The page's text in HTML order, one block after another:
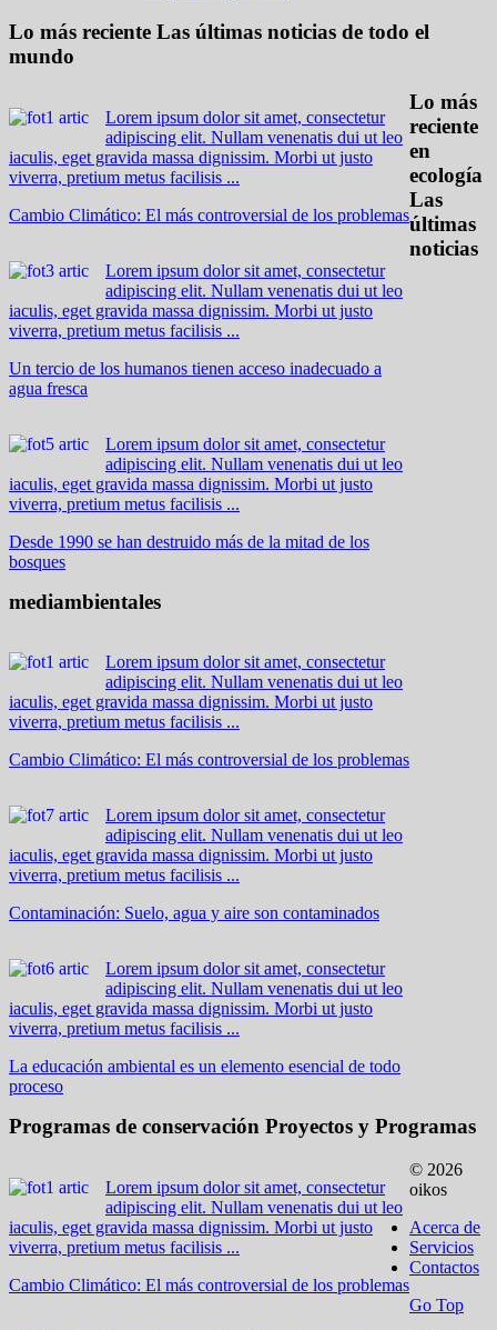
Lo más reciente Las últimas noticias de todo el
mundo
Lorem ipsum dolor sit amet, consectetur
adipiscing elit. Nullam venenatis dui ut leo
iaculis, eget gravida massa dignissim. Morbi ut justo
viverra, pretium metus facilisis ...
Cambio Climático: El más controversial de los problemas
Lorem ipsum dolor sit amet, consectetur
adipiscing elit. Nullam venenatis dui ut leo
iaculis, eget gravida massa dignissim. Morbi ut justo
viverra, pretium metus facilisis ...
Un tercio de los humanos tienen acceso inadecuado a
agua fresca
Lorem ipsum dolor sit amet, consectetur
adipiscing elit. Nullam venenatis dui ut leo
iaculis, eget gravida massa dignissim. Morbi ut justo
viverra, pretium metus facilisis ...
Desde 1990 se han destruido más de la mitad de los
bosques
Lo más
reciente
en
ecología
Las
últimas
noticias
mediambientales
Lorem ipsum dolor sit amet, consectetur
adipiscing elit. Nullam venenatis dui ut leo
iaculis, eget gravida massa dignissim. Morbi ut justo
viverra, pretium metus facilisis ...
Cambio Climático: El más controversial de los problemas
Lorem ipsum dolor sit amet, consectetur
adipiscing elit. Nullam venenatis dui ut leo
iaculis, eget gravida massa dignissim. Morbi ut justo
viverra, pretium metus facilisis ...
Contaminación: Suelo, agua y aire son contaminados
Lorem ipsum dolor sit amet, consectetur
adipiscing elit. Nullam venenatis dui ut leo
iaculis, eget gravida massa dignissim. Morbi ut justo
viverra, pretium metus facilisis ...
La educación ambiental es un elemento esencial de todo
proceso
Programas de conservación Proyectos y Programas
Lorem ipsum dolor sit amet, consectetur
adipiscing elit. Nullam venenatis dui ut leo
iaculis, eget gravida massa dignissim. Morbi ut justo
viverra, pretium metus facilisis ...
Cambio Climático: El más controversial de los problemas
© 2026
oikos
Acerca de
Servicios
Contactos
Go Top